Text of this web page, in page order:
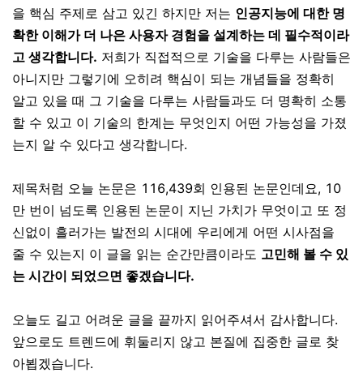
을 핵심 주제로 삼고 있긴 하지만 저는 인공지능에 대한 명
확한 이해가 더 나은 사용자 경험을 설계하는 데 필수적이라
고 생각합니다. 저희가 직접적으로 기술을 다루는 사람들은
아니지만 그렇기에 오히려 핵심이 되는 개념들을 정확히
알고 있을 때 그 기술을 다루는 사람들과도 더 명확히 소통
할 수 있고 이 기술의 한계는 무엇인지 어떤 가능성을 가졌
는지 알 수 있다고 생각합니다.
제목처럼 오늘 논문은 116,439회 인용된 논문인데요, 10
만 번이 넘도록 인용된 논문이 지닌 가치가 무엇이고 또 정
신없이 흘러가는 발전의 시대에 우리에게 어떤 시사점을
줄 수 있는지 이 글을 읽는 순간만큼이라도 고민해 볼 수 있
는 시간이 되었으면 좋겠습니다.
오늘도 길고 어려운 글을 끝까지 읽어주셔서 감사합니다.
앞으로도 트렌드에 휘둘리지 않고 본질에 집중한 글로 찾
아뵙겠습니다.